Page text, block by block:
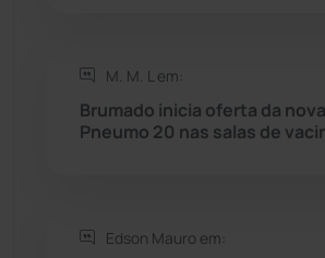
Sudoeste Baiano
Tanhaçu
M. M. L em:
Brumado inicia oferta da
Pneumo 20 nas salas de
Edson Mauro em: